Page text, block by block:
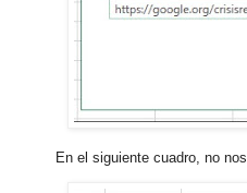
En el siguiente cuadro, no